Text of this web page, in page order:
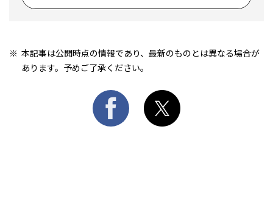
本記事は公開時点の情報であり、最新のものとは異なる場合が
あります。予めご了承ください。